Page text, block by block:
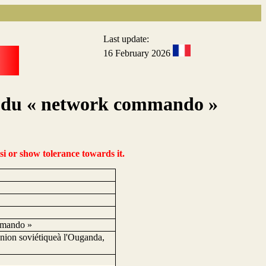
Last update:
16 February 2026
« network commando »
or show tolerance towards it.
»
soviétiqueà l'Ouganda,